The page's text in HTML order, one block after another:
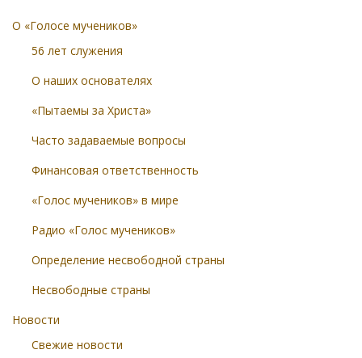
О «Голосе мучеников»
56 лет служения
О наших основателях
«Пытаемы за Христа»
Часто задаваемые вопросы
Финансовая ответственность
«Голос мучеников» в мире
Радио «Голос мучеников»
Определение несвободной страны
Несвободные страны
Новости
Свежие новости